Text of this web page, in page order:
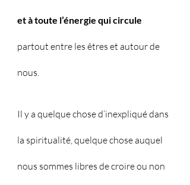
et à toute l’énergie qui circule
partout entre les êtres et autour de
nous.
Il y a quelque chose d’inexpliqué dans
la spiritualité, quelque chose auquel
nous sommes libres de croire ou non